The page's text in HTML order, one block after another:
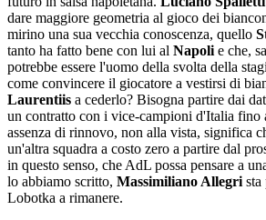
dare maggiore geometria al gioco dei
mirino una sua vecchia conoscenza, quello
tanto ha fatto bene con lui al Napoli e che,
potrebbe essere l'uomo della svolta della
come convincere il giocatore a vestirsi di
Laurentiis a cederlo? Bisogna partire dai
un contratto con i vice-campioni d'Italia fino
assenza di rinnovo, non alla vista, significa
un'altra squadra a costo zero a partire dal
in questo senso, che AdL possa pensare a
lo abbiamo scritto, Massimiliano Allegri
Lobotka a rimanere.